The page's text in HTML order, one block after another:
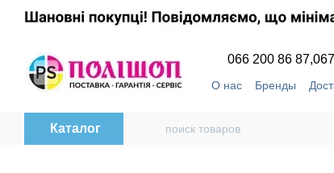
Перейти к основному контенту
066 200 86 87,
О нас Бренды
Каталог